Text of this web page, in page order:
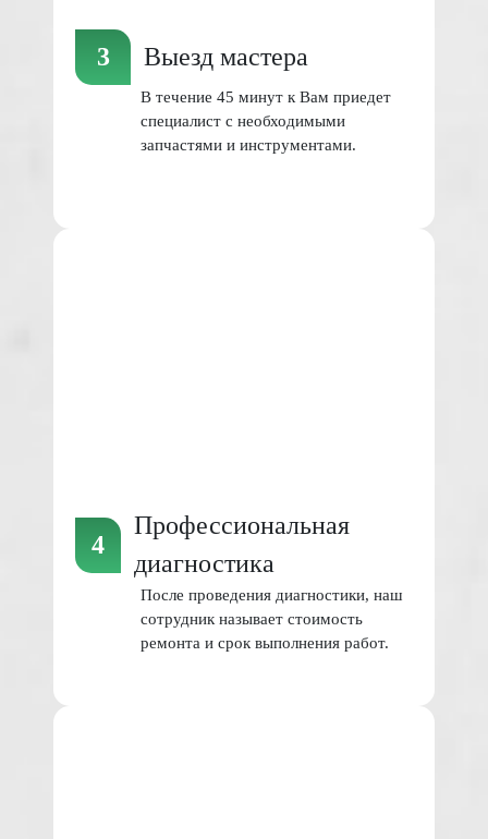
Выезд мастера
В течение 45 минут к Вам приедет
специалист с необходимыми
запчастями и инструментами.
Профессиональная
диагностика
После проведения диагностики, наш
сотрудник называет стоимость
ремонта и срок выполнения работ.